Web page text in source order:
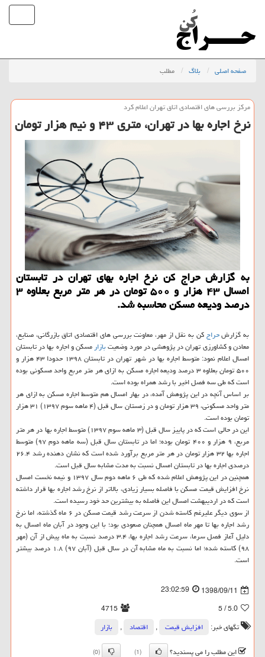
صفحه اصلی بلاگ مطلب
مركز بررسی های اقتصادی اتاق تهران اعلام كرد
نرخ اجاره بها در تهران، متری ۴۳ و نیم هزار تومان
به گزارش حراج كن نرخ اجاره بهای تهران در تابستان
امسال ۴۳ هزار و ۵۰۰ تومان در هر متر مربع بعلاوه ۳
درصد ودیعه مسكن محاسبه شد.
به گزارشحراجكن به نقل از مهر، معاونت بررسی های اقتصادی اتاق بازرگانی، صنایع،
معادن و كشاورزی تهران در پژوهشی در مورد وضعیتبازارمسكن و اجاره بها در تابستان
امسال اعلام نمود: متوسط اجاره بها در شهر تهران در تابستان ۱۳۹۸ حدودا ۴۳ هزار و
۵۰۰ تومان بعلاوه ۳ درصد ودیعه اجاره مسكن به ازای هر متر مربع واحد مسكونی بوده
است كه طی سه فصل اخیر با رشد همراه بوده است.
بر اساس آنچه در این پژوهش آمده، در بهار امسال هم متوسط اجاره مسكن به ازای هر
متر واحد مسكونی، ۳۹ هزار تومان و در زمستان سال قبل (۴ ماهه سوم ۱۳۹۷) ۳۱ هزار
تومان بوده است.
این در حالی است كه در پاییز سال قبل (۳ ماهه سوم ۱۳۹۷) متوسط اجاره بها در هر متر
مربع، ۹ هزار و ۴۰۰ تومان بوده؛ اما در تابستان سال قبل (سه ماهه دوم ۹۷) متوسط
اجاره بها ۳۲ هزار تومان در هر متر مربع برآورد شده است كه نشان دهنده رشد ۲۶.۴
درصدی اجاره بها در تابستان امسال نسبت به مدت مشابه سال قبل است.
همچنین در این پژوهش اعلام شده كه طی ۶ ماهه دوم سال ۱۳۹۷ و نیمه نخست امسال
نرخ افزایش قیمت مسكن با فاصله بسیار زیادی، بالاتر از نرخ رشد اجاره بها قرار داشته
است كه در اردیبهشت امسال این فاصله به بیشترین حد خود رسیده است.
از سوی دیگر علیرغم كاسته شدن از سرعت رشد قیمت مسكن در ۶ ماه گذشته، اما نرخ
رشد اجاره بها تا مهر ماه امسال همچنان صعودی بود؛ با این وجود در آبان ماه امسال به
دلیل آعاز فصل سرما، سرعت رشد اجاره بها، ۳.۴ درصد نسبت به ماه پیش از آن (مهر
۹۸) كاسته شده؛ اما نسبت به ماه مشابه آن در سال قبل (آبان ۹۷) ۱.۸ درصد بیشتر
است.
1398/09/11
23:02:59
5.0
/ 5
4715
تگهای خبر:
افزایش قیمت , اقتصاد ,
بازار
این مطلب را می پسندید؟
(1)
(0)